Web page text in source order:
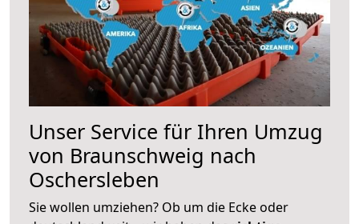
Unser Service für Ihren Umzug
von Braunschweig nach
Oschersleben
Sie wollen umziehen? Ob um die Ecke oder